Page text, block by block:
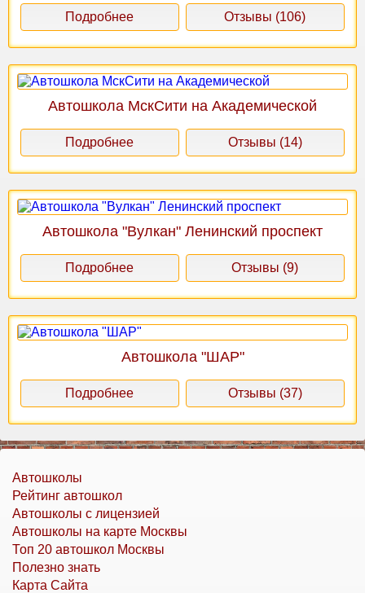
Подробнее Отзывы (106)
Автошкола МскСити на Академической
Подробнее Отзывы (14)
Автошкола "Вулкан" Ленинский проспект
Подробнее Отзывы (9)
Автошкола "ШАР"
Подробнее Отзывы (37)
Автошколы
Рейтинг автошкол
Автошколы с лицензией
Автошколы на карте Москвы
Топ 20 автошкол Москвы
Полезно знать
Карта Сайта